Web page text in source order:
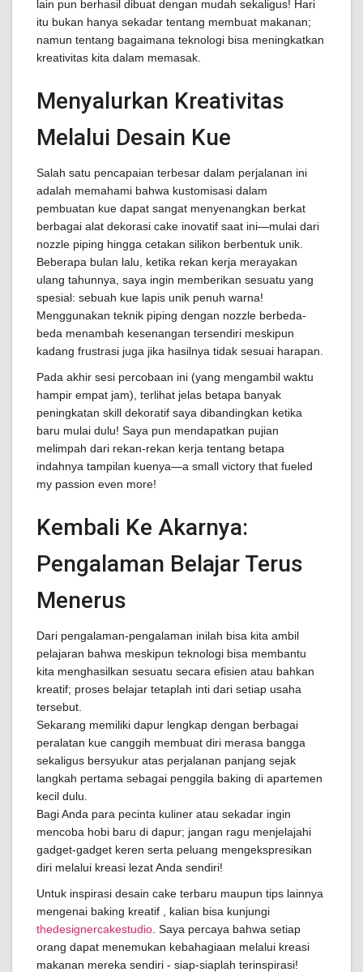
lain pun berhasil dibuat dengan mudah sekaligus! Hari
itu bukan hanya sekadar tentang membuat makanan;
namun tentang bagaimana teknologi bisa meningkatkan
kreativitas kita dalam memasak.
Menyalurkan Kreativitas
Melalui Desain Kue
Salah satu pencapaian terbesar dalam perjalanan ini
adalah memahami bahwa kustomisasi dalam
pembuatan kue dapat sangat menyenangkan berkat
berbagai alat dekorasi cake inovatif saat ini—mulai dari
nozzle piping hingga cetakan silikon berbentuk unik.
Beberapa bulan lalu, ketika rekan kerja merayakan
ulang tahunnya, saya ingin memberikan sesuatu yang
spesial: sebuah kue lapis unik penuh warna!
Menggunakan teknik piping dengan nozzle berbeda-
beda menambah kesenangan tersendiri meskipun
kadang frustrasi juga jika hasilnya tidak sesuai harapan.
Pada akhir sesi percobaan ini (yang mengambil waktu
hampir empat jam), terlihat jelas betapa banyak
peningkatan skill dekoratif saya dibandingkan ketika
baru mulai dulu! Saya pun mendapatkan pujian
melimpah dari rekan-rekan kerja tentang betapa
indahnya tampilan kuenya—a small victory that fueled
my passion even more!
Kembali Ke Akarnya:
Pengalaman Belajar Terus
Menerus
Dari pengalaman-pengalaman inilah bisa kita ambil
pelajaran bahwa meskipun teknologi bisa membantu
kita menghasilkan sesuatu secara efisien atau bahkan
kreatif; proses belajar tetaplah inti dari setiap usaha
tersebut.
Sekarang memiliki dapur lengkap dengan berbagai
peralatan kue canggih membuat diri merasa bangga
sekaligus bersyukur atas perjalanan panjang sejak
langkah pertama sebagai penggila baking di apartemen
kecil dulu.
Bagi Anda para pecinta kuliner atau sekadar ingin
mencoba hobi baru di dapur; jangan ragu menjelajahi
gadget-gadget keren serta peluang mengekspresikan
diri melalui kreasi lezat Anda sendiri!
Untuk inspirasi desain cake terbaru maupun tips lainnya
mengenai baking kreatif , kalian bisa kunjungi
thedesignercakestudio . Saya percaya bahwa setiap
orang dapat menemukan kebahagiaan melalui kreasi
makanan mereka sendiri - siap-siaplah terinspirasi!